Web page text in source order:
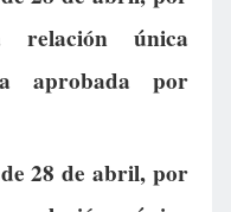
única
aprobada por
28 de abril, por